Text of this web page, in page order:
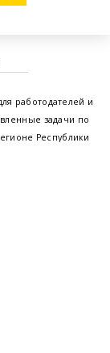
работодателей и
задачи по
Республики